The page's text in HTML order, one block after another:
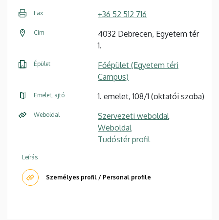
Fax +36 52 512 716
Cím
4032 Debrecen, Egyetem tér
1.
Épület
Főépület (Egyetem téri
Campus)
Emelet, ajtó 1. emelet, 108/1 (oktatói szoba)
Weboldal
Szervezeti weboldal
Weboldal
Tudóstér profil
Leírás
Személyes profil / Personal profile